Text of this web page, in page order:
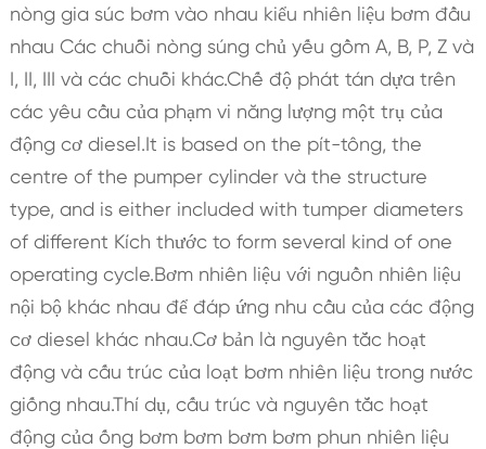
nòng gia súc bơm vào nhau kiểu nhiên liệu bơm đầu
nhau Các chuỗi nòng súng chủ yếu gồm A, B, P, Z và
I, II, III và các chuỗi khác.Chế độ phát tán dựa trên
các yêu cầu của phạm vi năng lượng một trụ của
động cơ diesel.It is based on the pít-tông, the
centre of the pumper cylinder và the structure
type, and is either included with tumper diameters
of different Kích thước to form several kind of one
operating cycle.Bơm nhiên liệu với nguồn nhiên liệu
nội bộ khác nhau để đáp ứng nhu cầu của các động
cơ diesel khác nhau.Cơ bản là nguyên tắc hoạt
động và cấu trúc của loạt bơm nhiên liệu trong nước
giống nhau.Thí dụ, cấu trúc và nguyên tắc hoạt
động của ống bơm bơm bơm bơm phun nhiên liệu